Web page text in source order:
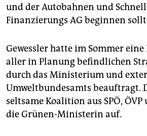
und der Autobahnen und
Finanzierungs AG beginnen
Gewessler hatte im Sommer
aller in Planung befindlichen
durch das Ministerium und
Umweltbundesamts beauftragt.
seltsame Koalition aus SPÖ, ÖVP
die Grünen-Ministerin auf.